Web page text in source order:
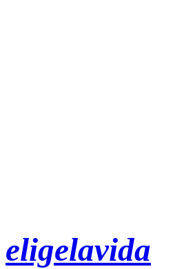
eligelavida